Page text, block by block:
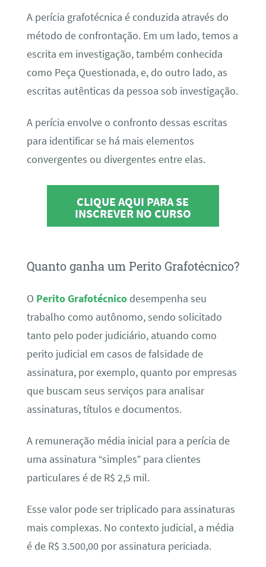
A perícia grafotécnica é conduzida através do
método de confrontação. Em um lado, temos a
escrita em investigação, também conhecida
como Peça Questionada, e, do outro lado, as
escritas autênticas da pessoa sob investigação.
A perícia envolve o confronto dessas escritas
para identificar se há mais elementos
convergentes ou divergentes entre elas.
CLIQUE AQUI PARA SE
INSCREVER NO CURSO
Quanto ganha um Perito Grafotécnico?
O Perito Grafotécnicodesempenha seu
trabalho como autônomo, sendo solicitado
tanto pelo poder judiciário, atuando como
perito judicial em casos de falsidade de
assinatura, por exemplo, quanto por empresas
que buscam seus serviços para analisar
assinaturas, títulos e documentos.
A remuneração média inicial para a perícia de
uma assinatura “simples” para clientes
particulares é de R$ 2,5 mil.
Esse valor pode ser triplicado para assinaturas
mais complexas. No contexto judicial, a média
é de R$ 3.500,00 por assinatura periciada.